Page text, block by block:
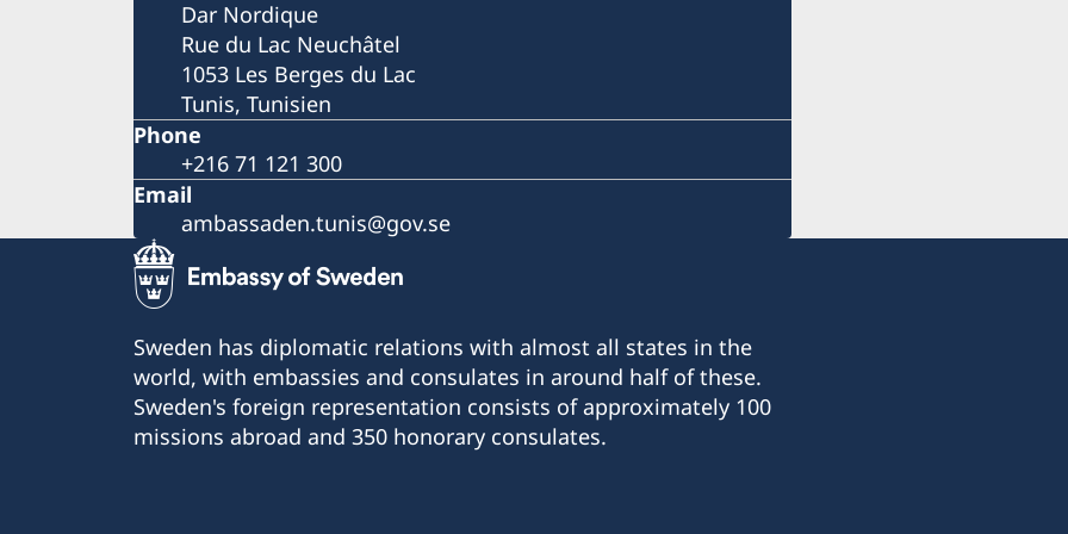
Dar Nordique
Rue du Lac Neuchâtel
1053 Les Berges du Lac
Tunis, Tunisien
Phone
+216 71 121 300
Email
ambassaden.tunis@gov.se
Konsulär assistent
Sweden has diplomatic relations with almost all states in the
world, with embassies and consulates in around half of these.
Sweden's foreign representation consists of approximately 100
missions abroad and 350 honorary consulates.